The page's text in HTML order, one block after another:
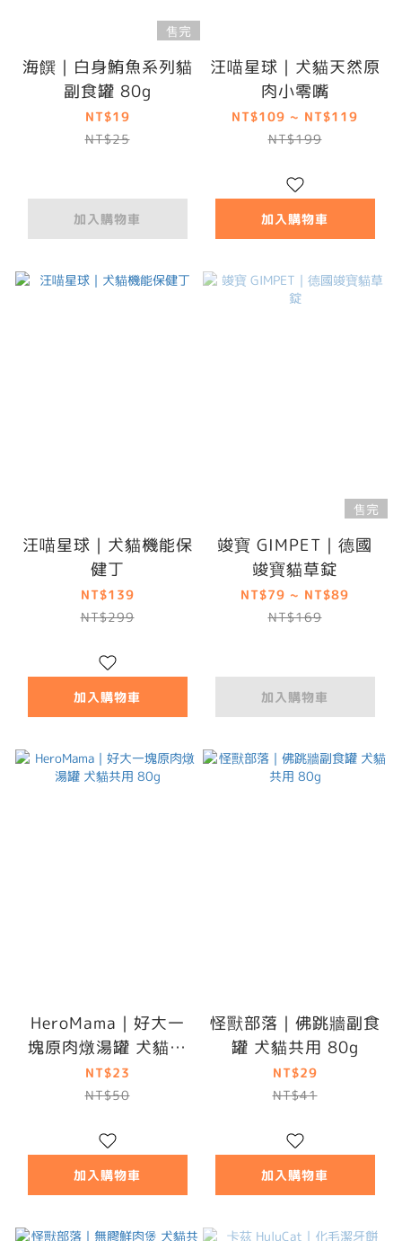
售完
海饌｜白身鮪魚系列貓
副食罐 80g
NT$19
NT$25
加入購物車
汪喵星球｜犬貓天然原
肉小零嘴
NT$109 ~ NT$119
NT$199
加入購物車
汪喵星球｜犬貓機能保
健丁
NT$139
NT$299
加入購物車
售完
竣寶 GIMPET｜德國
竣寶貓草錠
NT$79 ~ NT$89
NT$169
加入購物車
HeroMama｜好大一
塊原肉燉湯罐 犬貓共
用 80g
NT$23
NT$50
加入購物車
怪獸部落｜佛跳牆副食
罐 犬貓共用 80g
NT$29
NT$41
加入購物車